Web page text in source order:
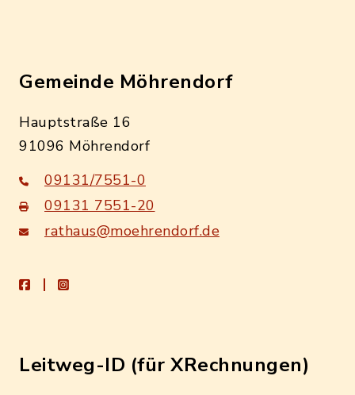
Gemeinde Möhrendorf
Hauptstraße 16
91096 Möhrendorf
09131/7551-0
09131 7551-20
rathaus@moehrendorf.de
facebookinstagram
Leitweg-ID (für XRechnungen)